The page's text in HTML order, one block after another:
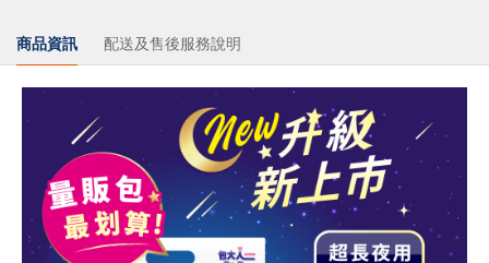
商品資訊 配送及售後服務說明